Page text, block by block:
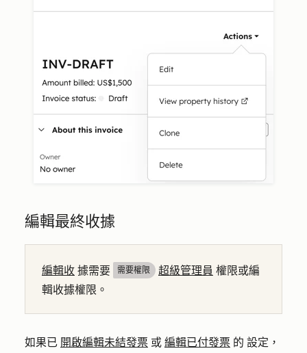
編輯最終收據
編輯收 據需要 需要權限 超級管理員 權限或編
輯收據權限。
如果已 開啟編輯未結發票 或 編輯已付發票 的 設定，